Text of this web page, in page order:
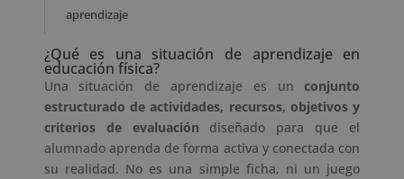
aprendizaje
¿Qué es una situación de aprendizaje en
educación física?
Una situación de aprendizaje es unconjunto
estructurado de actividades, recursos, objetivos y
criterios de evaluación diseñado para que el
alumnado aprenda de forma activa y conectada con
su realidad. No es una simple ficha, ni un juego